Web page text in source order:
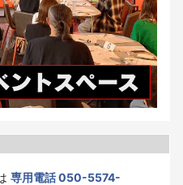
専用電話 050-5574-